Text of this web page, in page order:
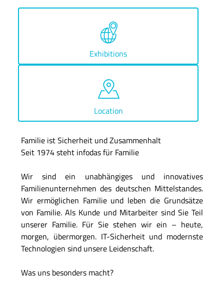
Exhibitions
Location
Familie ist Sicherheit und Zusammenhalt
Seit 1974 steht infodas für Familie
Wir sind ein unabhängiges und innovatives
Familienunternehmen des deutschen Mittelstandes.
Wir ermöglichen Familie und leben die Grundsätze
von Familie. Als Kunde und Mitarbeiter sind Sie Teil
unserer Familie. Für Sie stehen wir ein – heute,
morgen, übermorgen. IT-Sicherheit und modernste
Technologien sind unsere Leidenschaft.
Was uns besonders macht?